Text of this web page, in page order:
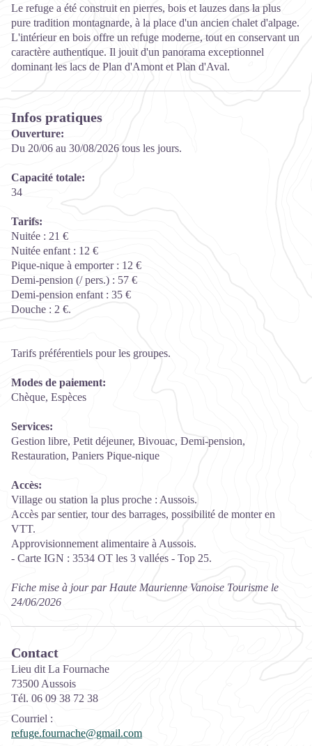
Le refuge a été construit en pierres, bois et lauzes dans la plus
pure tradition montagnarde, à la place d'un ancien chalet d'alpage.
L'intérieur en bois offre un refuge moderne, tout en conservant un
caractère authentique. Il jouit d'un panorama exceptionnel
dominant les lacs de Plan d'Amont et Plan d'Aval.
Infos pratiques
Ouverture:
Du 20/06 au 30/08/2026 tous les jours.
Capacité totale:
34
Tarifs:
Nuitée : 21 €
Nuitée enfant : 12 €
Pique-nique à emporter : 12 €
Demi-pension (/ pers.) : 57 €
Demi-pension enfant : 35 €
Douche : 2 €.
Tarifs préférentiels pour les groupes.
Modes de paiement:
Chèque, Espèces
Services:
Gestion libre, Petit déjeuner, Bivouac, Demi-pension,
Restauration, Paniers Pique-nique
Accès:
Village ou station la plus proche : Aussois.
Accès par sentier, tour des barrages, possibilité de monter en
VTT.
Approvisionnement alimentaire à Aussois.
- Carte IGN : 3534 OT les 3 vallées - Top 25.
Fiche mise à jour par Haute Maurienne Vanoise Tourisme le
24/06/2026
Contact
Lieu dit La Fournache
73500 Aussois
Tél. 06 09 38 72 38
Courriel :
refuge.fournache@gmail.com